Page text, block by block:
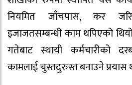
नियमित जाँचपास, कर
इजाजतसम्बन्धी काम थपिएको
गतेबाट स्थायी कर्मचारीको
कामलाई चुस्तदुरुस्त बनाउने प्रयास